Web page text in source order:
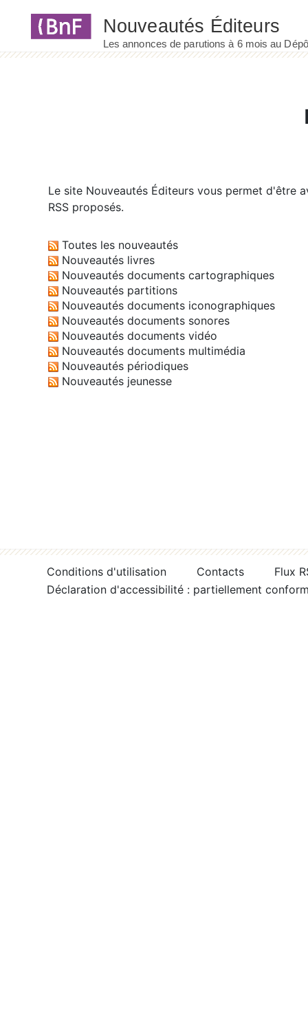
Le site Nouveautés Éditeurs vous permet d'être
RSS proposés.
Toutes les nouveautés
Nouveautés livres
Nouveautés documents cartographiques
Nouveautés partitions
Nouveautés documents iconographiques
Nouveautés documents sonores
Nouveautés documents vidéo
Nouveautés documents multimédia
Nouveautés périodiques
Nouveautés jeunesse
Conditions d'utilisation Contacts
Flux
Déclaration d'accessibilité : partiellement